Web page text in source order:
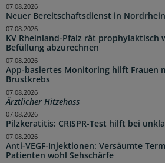
Neuer Bereitschaftsdienst in
07.08.2026
KV Rheinland-Pfalz rät prophylaktisch
Befüllung abzurechnen
07.08.2026
App-basiertes Monitoring hilft Frauen
Brustkrebs
07.08.2026
Ärztlicher Hitzehass
07.08.2026
Pilzkeratitis: CRISPR-Test hilft bei
07.08.2026
Anti-VEGF-Injektionen: Versäumte
Patienten wohl Sehschärfe
07.08.2026